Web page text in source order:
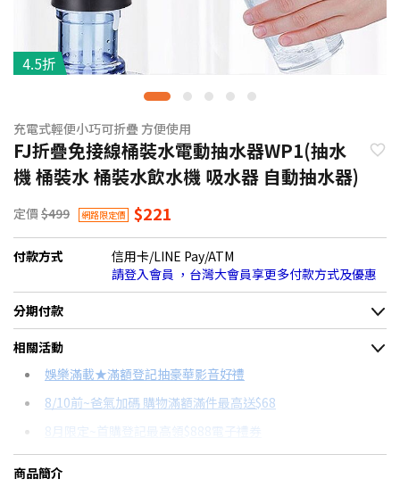
4.5折
充電式輕便小巧可折疊 方便使用
FJ折疊免接線桶裝水電動抽水器WP1(抽水
機 桶裝水 桶裝水飲水機 吸水器 自動抽水器)
定價 $499 網路限定價 $221
付款方式
信用卡/LINE Pay/ATM
請登入會員 ，台灣大會員享更多付款方式及優惠
分期付款
＊實際可分期數、適用利率，請以購物車顯示為主
信用卡分期
分期數 每期金額 配合銀行/業者
相關活動
娛樂滿載★滿額登記抽豪華影音好禮
8/10前~爸氣加碼 購物滿額滿件最高送$68
8月限定~首購登記最高領$888電子禮券
台灣大哥大Open Possible聯名卡滿額最高回饋25%
商品簡介